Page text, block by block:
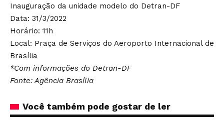
Inauguração da unidade modelo do Detran-DF
Data: 31/3/2022
Horário: 11h
Local: Praça de Serviços do Aeroporto Internacional de
Brasília
*Com informações do Detran-DF
Fonte: Agência Brasília
Você também pode gostar de ler